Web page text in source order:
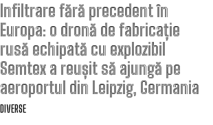
Infiltrare fără precedent în
Europa: o dronă de fabricație
rusă echipată cu explozibil
Semtex a reușit să ajungă pe
aeroportul din Leipzig, Germania
DIVERSE